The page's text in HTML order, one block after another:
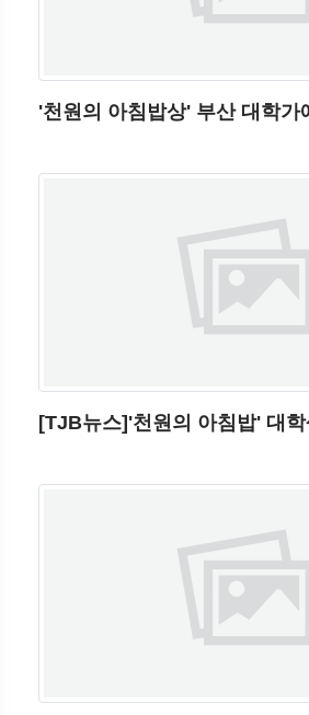
'천원의 아침밥상' 부산 대학가
[TJB뉴스]'천원의 아침밥' 대